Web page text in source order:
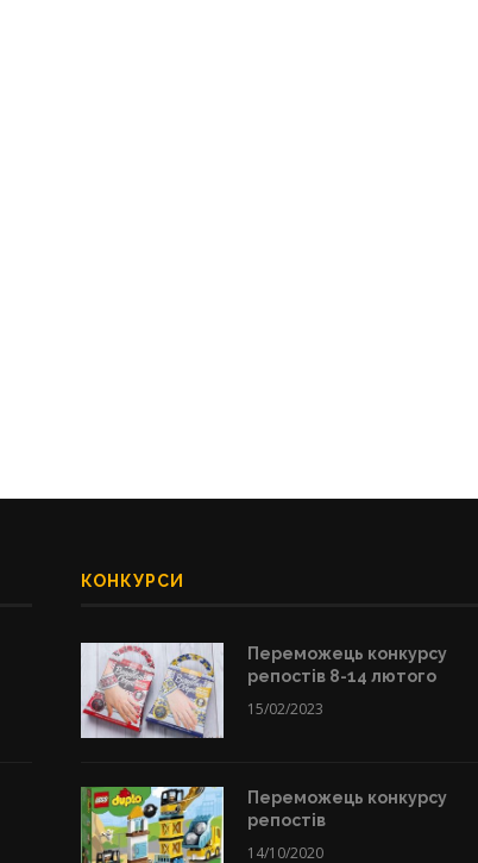
КОНКУРСИ
Переможець конкурсу
репостів 8-14 лютого
15/02/2023
Переможець конкурсу
репостів
14/10/2020